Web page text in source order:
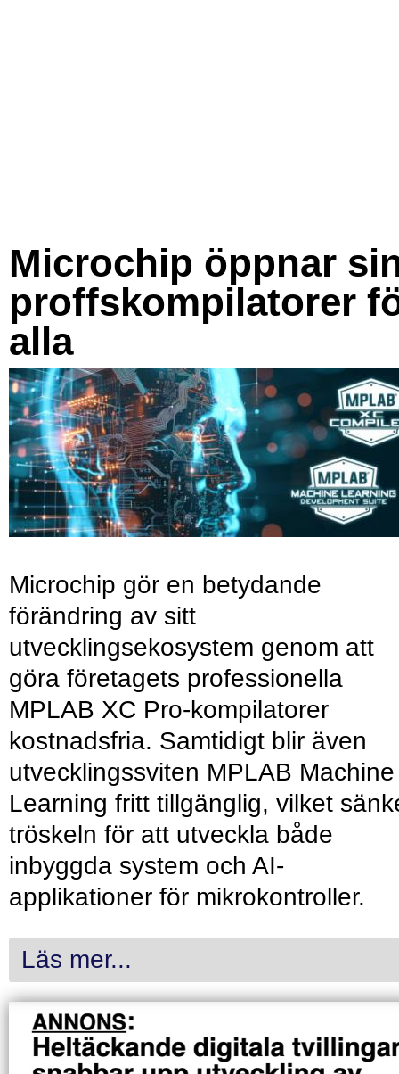
Microchip öppnar
proffskompilatorer
alla
Microchip gör en betydande
förändring av sitt
utvecklingsekosystem genom att
göra företagets professionella
MPLAB XC Pro-kompilatorer
kostnadsfria. Samtidigt blir även
utvecklingssviten MPLAB Machine
Learning fritt tillgänglig, vilket
tröskeln för att utveckla både
inbyggda system och AI-
applikationer för mikrokontroller.
Läs mer...